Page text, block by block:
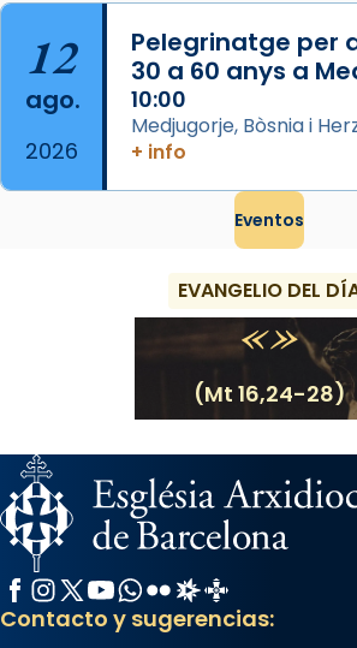
12
ago.
2026
Pelegrinatge per
30 a 60 anys a
10:00
Medjugorje, Bòsnia i
+ info
Eventos
EVANGELIO DEL
(Mt 16,24-28)
Facebook
Instagram
X / Twitter
YouTube
WhatsApp
FlickrRadio Estel
Catalunya
Contacto y sugerencias: